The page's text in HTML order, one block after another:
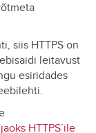
siis HTTPS on
leitavust
esiridades
HTTPS´ile